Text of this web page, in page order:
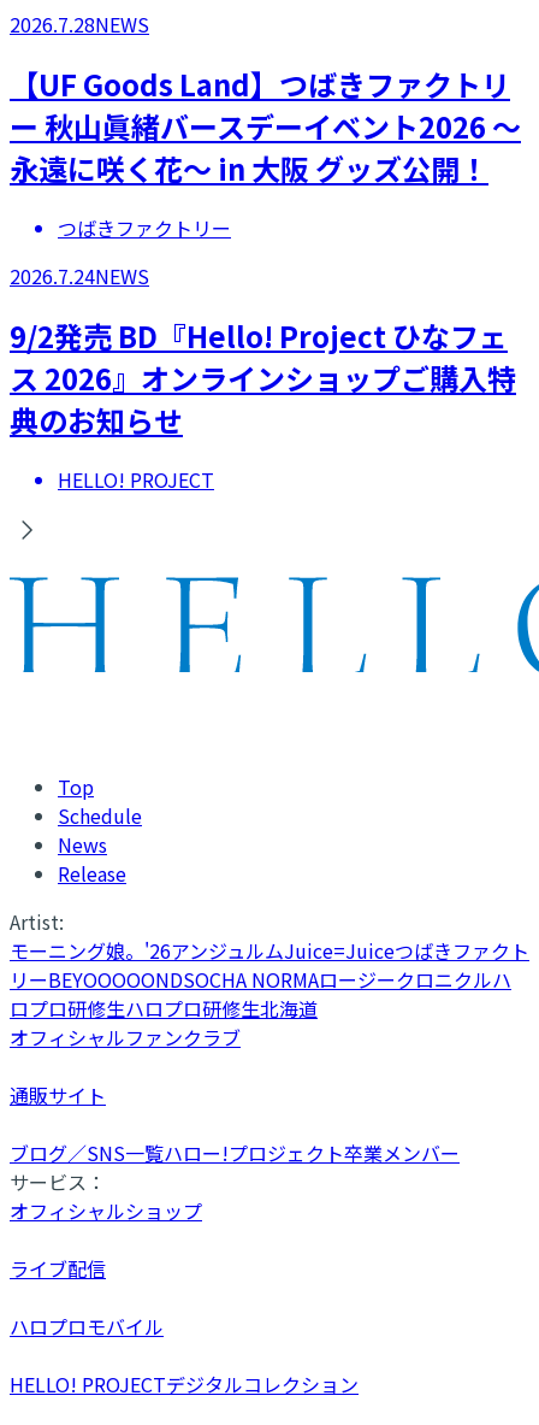
2026.7.28NEWS
【UF Goods Land】つばきファクトリ
ー 秋山眞緒バースデーイベント2026 ～
永遠に咲く花～ in 大阪 グッズ公開！
つばきファクトリー
2026.7.24NEWS
9/2発売 BD『Hello! Project ひなフェ
ス 2026』オンラインショップご購入特
典のお知らせ
HELLO! PROJECT
Top
Schedule
News
Release
Artist:
モーニング娘。'26アンジュルムJuice=Juiceつばきファクト
リーBEYOOOOONDSOCHA NORMAロージークロニクルハ
ロプロ研修生ハロプロ研修生北海道
オフィシャルファンクラブ
通販サイト
ブログ／SNS一覧ハロー!プロジェクト卒業メンバー
サービス：
オフィシャルショップ
ライブ配信
ハロプロモバイル
HELLO! PROJECTデジタルコレクション